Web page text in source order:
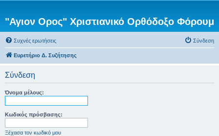
"Αγιον Ορος" Χριστιανικό Ορθόδοξο Φόρουμ
Συχνές ερωτήσεις Σύνδεση
Ευρετήριο Δ. Συζήτησης
Σύνδεση
Όνομα μέλους:
Κωδικός πρόσβασης:
Ξέχασα τον κωδικό μου